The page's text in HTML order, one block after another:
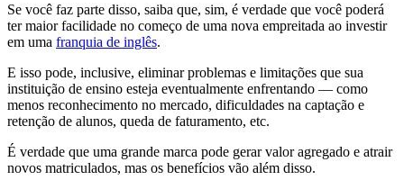
Se você faz parte disso, saiba que, sim, é verdade que você poderá
ter maior facilidade no começo de uma nova empreitada ao investir
em uma franquia de inglês.
E isso pode, inclusive, eliminar problemas e limitações que sua
instituição de ensino esteja eventualmente enfrentando — como
menos reconhecimento no mercado, dificuldades na captação e
retenção de alunos, queda de faturamento, etc.
É verdade que uma grande marca pode gerar valor agregado e atrair
novos matriculados, mas os benefícios vão além disso.